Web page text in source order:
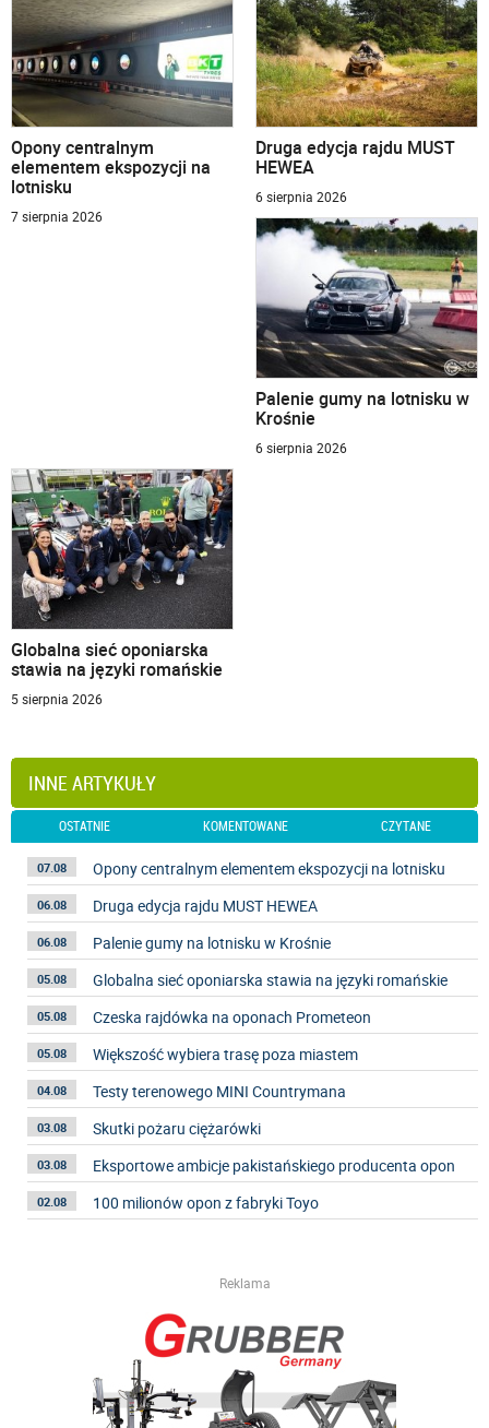
Opony centralnym
elementem ekspozycji na
lotnisku
7 sierpnia 2026
Druga edycja rajdu MUST
HEWEA
6 sierpnia 2026
Palenie gumy na lotnisku w
Krośnie
6 sierpnia 2026
Globalna sieć oponiarska
stawia na języki romańskie
5 sierpnia 2026
INNE ARTYKUŁY
OSTATNIE KOMENTOWANE CZYTANE
07.08 Opony centralnym elementem ekspozycji na lotnisku
06.08 Druga edycja rajdu MUST HEWEA
06.08 Palenie gumy na lotnisku w Krośnie
05.08 Globalna sieć oponiarska stawia na języki romańskie
05.08 Czeska rajdówka na oponach Prometeon
05.08 Większość wybiera trasę poza miastem
04.08 Testy terenowego MINI Countrymana
03.08 Skutki pożaru ciężarówki
03.08 Eksportowe ambicje pakistańskiego producenta opon
02.08 100 milionów opon z fabryki Toyo
Reklama